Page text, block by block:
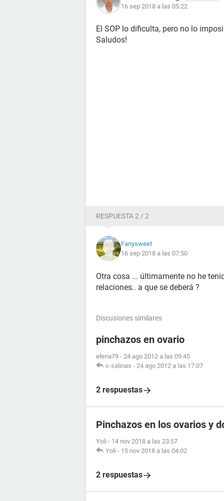
16 sep 2018 a las 05:22
El SOP lo dificulta, pero no lo
Saludos!
RESPUESTA 2 / 2
Fanysweet
16 sep 2018 a las 07:50
Otra cosa ... últimamente no he
relaciones.. a que se deberá ?
Discusiones similares
pinchazos en ovario
elena79 - 24 ago 2012 a las 09:45
c-salinas - 24 ago 2012 a las 17:07
2 respuestas
Pinchazos en los ovarios y
Yoli - 14 nov 2018 a las 23:57
Yoli - 15 nov 2018 a las 04:02
2 respuestas